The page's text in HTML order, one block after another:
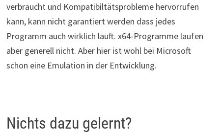
verbraucht und Kompatibiltätsprobleme hervorrufen
kann, kann nicht garantiert werden dass jedes
Programm auch wirklich läuft. x64-Programme laufen
aber generell nicht. Aber hier ist wohl bei Microsoft
schon eine Emulation in der Entwicklung.
Nichts dazu gelernt?